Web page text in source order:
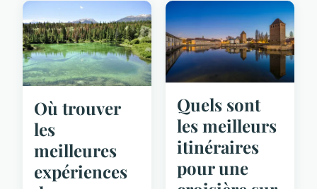
Où trouver
les
meilleures
expériences
Quels sont
les meilleurs
itinéraires
pour une